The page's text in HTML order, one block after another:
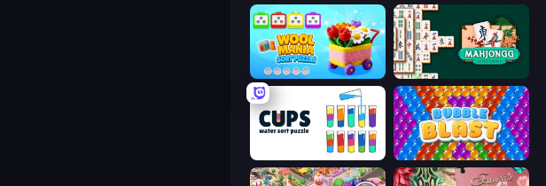
Wool Mania - Sort Puzzle 3D Mahjongg Solitaire
Cups - Water Sort Puzzle Bubble Blast